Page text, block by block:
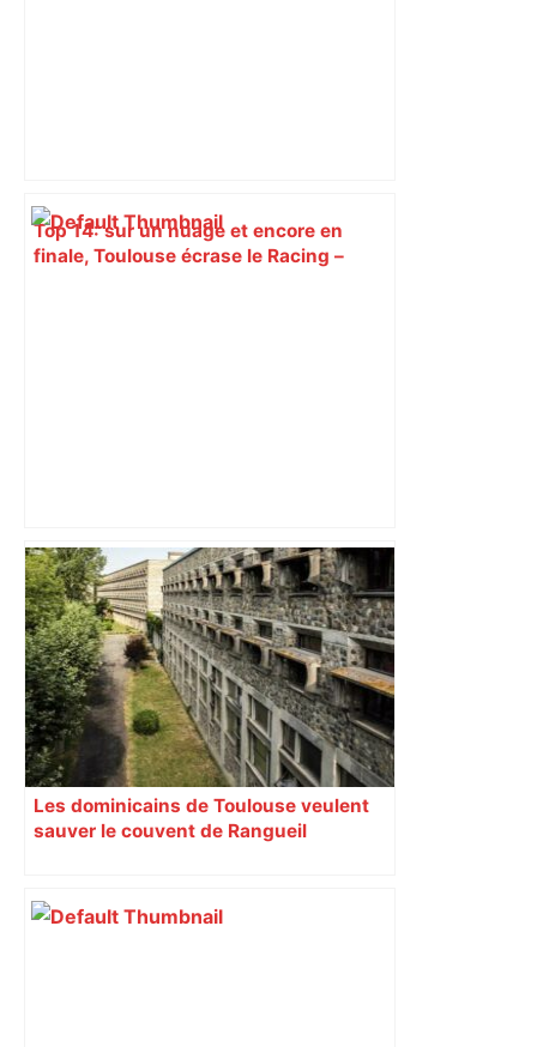
Top 14: sur un nuage et encore en
finale, Toulouse écrase le Racing –
Strasbourg – TFC : pour Carles
Martinez Novell et ses cadres, un
dernier tour de piste avant de quitter
Toulouse – ladepeche.fr
Les dominicains de Toulouse veulent
sauver le couvent de Rangueil